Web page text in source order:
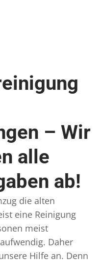
– Wir
alle
ab!
die alten
eine Reinigung
meist
Daher
Hilfe an. Denn